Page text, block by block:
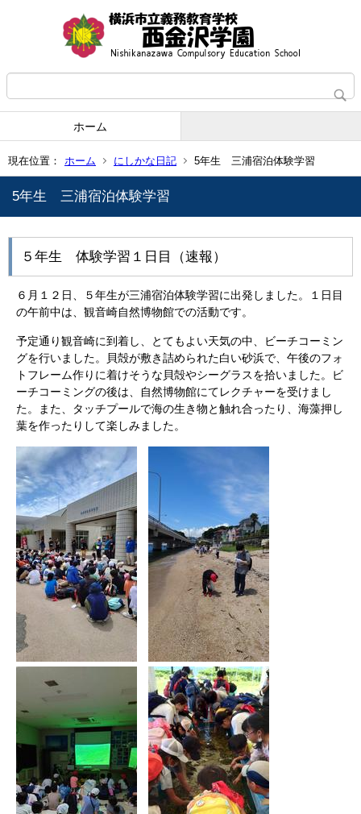
ホーム
現在位置： ホーム にしかな日記 5年生 三浦宿泊体験学習
5年生 三浦宿泊体験学習
５年生 体験学習１日目（速報）
６月１２日、５年生が三浦宿泊体験学習に出発しました。１日目
の午前中は、観音崎自然博物館での活動です。
予定通り観音崎に到着し、とてもよい天気の中、ビーチコーミン
グを行いました。貝殻が敷き詰められた白い砂浜で、午後のフォ
トフレーム作りに着けそうな貝殻やシーグラスを拾いました。ビ
ーチコーミングの後は、自然博物館にてレクチャーを受けまし
た。また、タッチプールで海の生き物と触れ合ったり、海藻押し
葉を作ったりして楽しみました。